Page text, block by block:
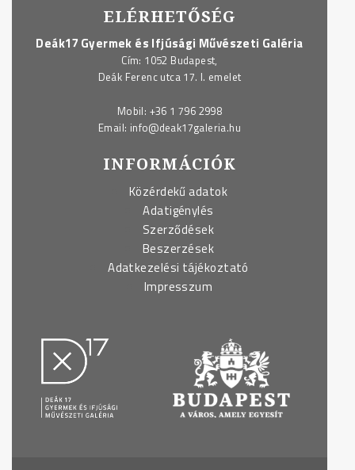
ELÉRHETŐSÉG
Deák17 Gyermek és Ifjúsági Művészeti Galéria
Cím: 1052 Budapest,
Deák Ferenc utca 17. I. emelet
Mobil: +36 1 796 2998
Email: info@deak17galeria.hu
INFORMÁCIÓK
Közérdekű adatok
Adatigénylés
Szerződések
Beszerzések
Adatkezelési tájékoztató
Impresszum